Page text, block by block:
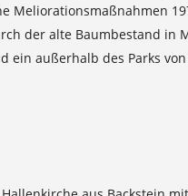
Meliorationsmaßnahmen
der alte Baumbestand
ein außerhalb des Parks